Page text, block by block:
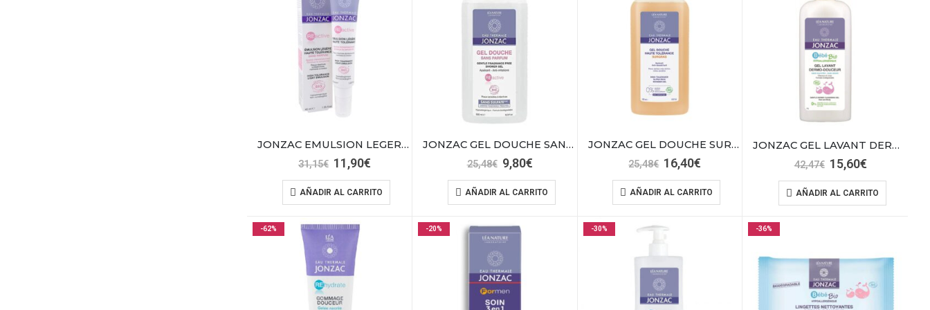
JONZAC EMULSION LEGERE HAUTE TOLERANCE
31,15€ El
precio
original
era:
11,90€El
actual
es:
AÑADIR AL CARRITO
JONZAC GEL DOUCHE SANS PARFUM
25,48€ El
precio
original
era:
9,80€El
actual
es:
AÑADIR AL CARRITO
JONZAC GEL DOUCHE SURGRAS 500ML
25,48€ El
precio
original
era:
16,40€
actual
es:
AÑADIR AL CARRITO
JONZAC GEL LAVANT DERMO-DOUCEUE 1000ML
42,47€ El
precio
original
era:
15,60€El
actual
es:
AÑADIR AL CARRITO
-62% -20% -30% -36%